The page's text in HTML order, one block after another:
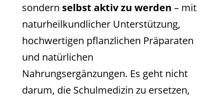
sondern selbst aktiv zu werden – mit
naturheilkundlicher Unterstützung,
hochwertigen pflanzlichen Präparaten
und natürlichen
Nahrungsergänzungen. Es geht nicht
darum, die Schulmedizin zu ersetzen,